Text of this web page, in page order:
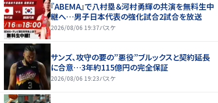
『ABEMA』で八村塁＆河村勇輝の共演を無料生中
継へ…男子日本代表の強化試合2試合を放送
2026/08/06 19:37バスケ
サンズ、攻守の要の”悪役”ブルックスと契約延長
に合意…3年約115億円の完全保証
2026/08/06 19:23バスケ